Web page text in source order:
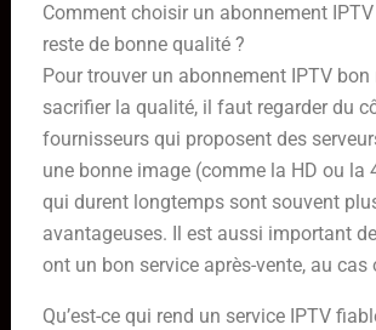
Comment choisir un abonnement
reste de bonne qualité ?
Pour trouver un abonnement IPTV
sacrifier la qualité, il faut regarder du
fournisseurs qui proposent des
une bonne image (comme la HD ou la
qui durent longtemps sont souvent
avantageuses. Il est aussi important
ont un bon service après-vente, au cas
Qu’est-ce qui rend un service IPTV